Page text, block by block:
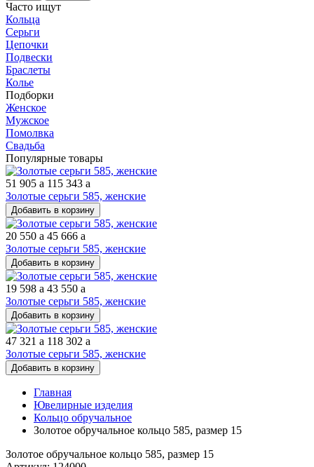
Часто ищут
Кольца
Серьги
Цепочки
Подвески
Браслеты
Колье
Подборки
Женское
Мужское
Помолвка
Свадьба
Популярные товары
51 905 a 115 343 a
Золотые серьги 585, женские
Добавить в корзину
20 550 a 45 666 a
Золотые серьги 585, женские
Добавить в корзину
19 598 a 43 550 a
Золотые серьги 585, женские
Добавить в корзину
47 321 a 118 302 a
Золотые серьги 585, женские
Добавить в корзину
Главная
Ювелирные изделия
Кольцо обручальное
Золотое обручальное кольцо 585, размер 15
Золотое обручальное кольцо 585, размер 15